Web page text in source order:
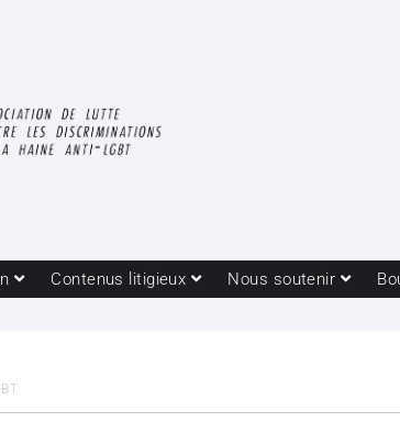
Contenus litigieux Nous soutenir